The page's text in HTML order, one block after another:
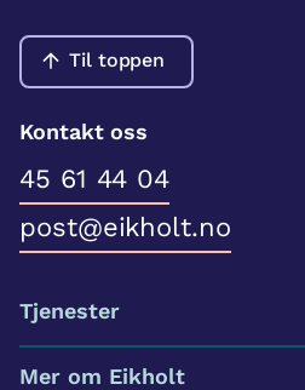
Til toppen
Kontakt oss
45 61 44 04
post@eikholt.no
Tjenester
Mer om Eikholt